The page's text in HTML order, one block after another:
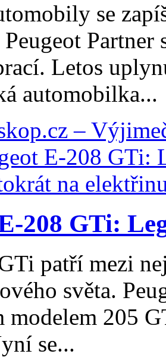
se
Peugeot
Letos
automobilka...
208 GTi:
patří mezi
světa.
205
se...